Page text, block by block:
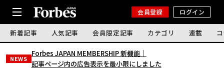
会員登録 ログイン
新着記事 人気記事 会員限定記事 カテゴリ 連載
NEWS
Forbes JAPAN MEMBERSHIP 新機能｜
記事ページ内の広告表示を最小限にしました